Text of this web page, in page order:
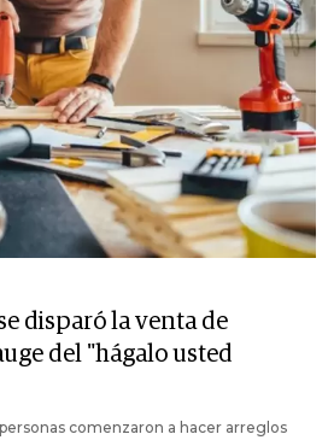
disparó la venta de
del "hágalo usted
comenzaron a hacer arreglos